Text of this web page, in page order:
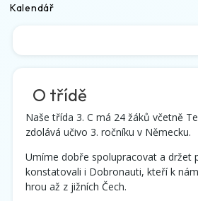
Kalendář
O třídě
Naše třída 3. C má 24 žáků včetně
zdolává učivo 3. ročníku v Německu.
Umíme dobře spolupracovat a držet
konstatovali i Dobronauti, kteří k
hrou až z jižních Čech.